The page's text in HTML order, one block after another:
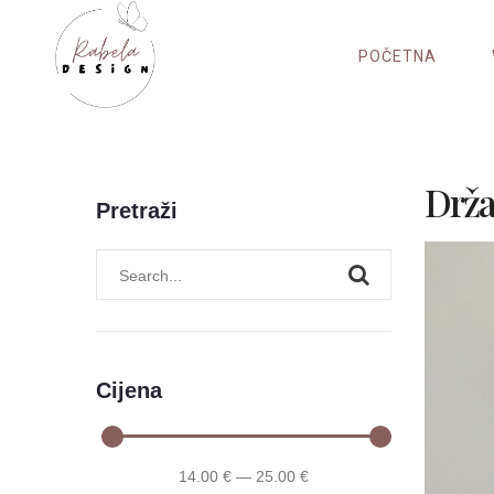
content
POČETNA
Pretraži
Cijena
14.00 €— 25 .00 €